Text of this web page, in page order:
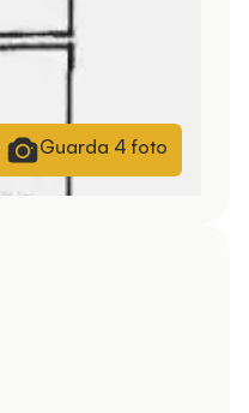
Guarda 4 foto